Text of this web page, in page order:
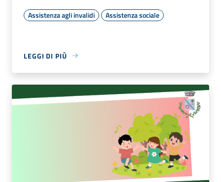
Assistenza agli invalidi Assistenza sociale
LEGGI DI PIÙ